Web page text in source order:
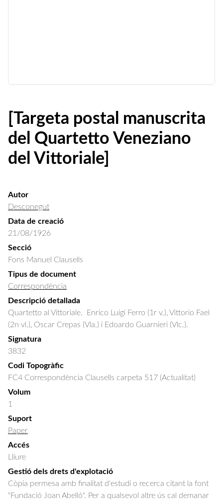
[Targeta postal manuscrita
del Quartetto Veneziano
del Vittoriale]
Autor
Desconegut
Data de creació
21/08/1926
Secció
Fons Manuel Clausells
Tipus de document
Correspondència
Descripció detallada
Quartetto al Vittoriale.  Enrico Luigi Ferro (1r v.), Vittorio Fael
(2n vl.), Oscar Crepas (Vla.) i Edoardo Guarnieri (Vlc.).
Signatura
3832
Codi Topogràfic
FC4 Correspondència Clausells carpeta 517 (Actualitat)
Volum
1
Suport
Paper
Accés
Lliure
Gestió dels drets d'explotació
Còpia permesa amb finalitat d'estudi o recerca citant la font
"Fundació Joan Abelló". Per a qualsevol altre ús cal demanar